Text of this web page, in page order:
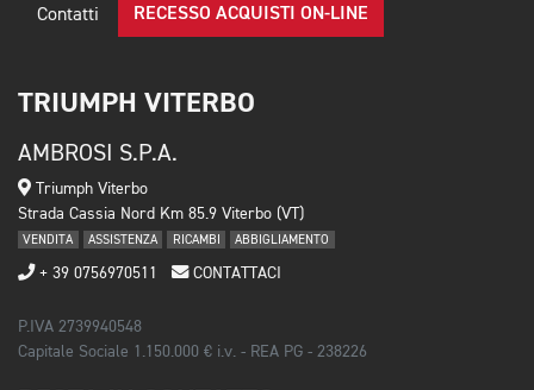
Contatti RECESSO ACQUISTI ON-LINE
TRIUMPH VITERBO
AMBROSI S.P.A.
Triumph Viterbo
Strada Cassia Nord Km 85.9 Viterbo (VT)
VENDITA ASSISTENZA RICAMBI ABBIGLIAMENTO
+ 39 0756970511 CONTATTACI
P.IVA 2739940548
Capitale Sociale 1.150.000 € i.v. - REA PG - 238226